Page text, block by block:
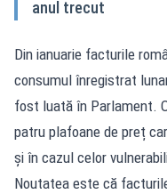
anul trecut
Din ianuarie facturile
consumul înregistrat
fost luată în Parlament.
patru plafoane de preț
și în cazul celor
Noutatea este că